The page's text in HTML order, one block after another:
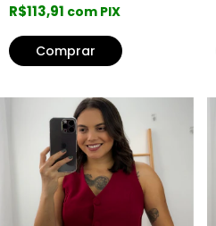
R$113,91 com PIX
Comprar